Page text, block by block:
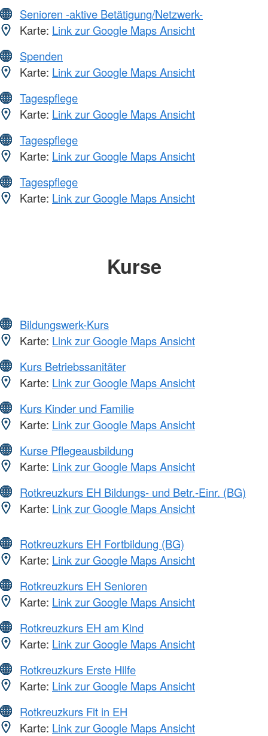
Senioren -aktive Betätigung/Netzwerk-
Karte: Link zur Google Maps Ansicht
Spenden
Karte: Link zur Google Maps Ansicht
Tagespflege
Karte: Link zur Google Maps Ansicht
Tagespflege
Karte: Link zur Google Maps Ansicht
Tagespflege
Karte: Link zur Google Maps Ansicht
Kurse
Bildungswerk-Kurs
Karte: Link zur Google Maps Ansicht
Kurs Betriebssanitäter
Karte: Link zur Google Maps Ansicht
Kurs Kinder und Familie
Karte: Link zur Google Maps Ansicht
Kurse Pflegeausbildung
Karte: Link zur Google Maps Ansicht
Rotkreuzkurs EH Bildungs- und Betr.-Einr. (BG)
Karte: Link zur Google Maps Ansicht
Rotkreuzkurs EH Fortbildung (BG)
Karte: Link zur Google Maps Ansicht
Rotkreuzkurs EH Senioren
Karte: Link zur Google Maps Ansicht
Rotkreuzkurs EH am Kind
Karte: Link zur Google Maps Ansicht
Rotkreuzkurs Erste Hilfe
Karte: Link zur Google Maps Ansicht
Rotkreuzkurs Fit in EH
Karte: Link zur Google Maps Ansicht